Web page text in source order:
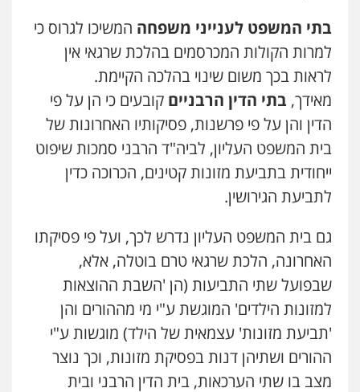
בתי המשפט לענייני משפחה המשיכו לגרוס כי
למרות הקולות המכרסמים בהלכת שרגאי אין
לראות בכך משום שינוי בהלכה הקיימת.
מאידך, בתי הדין הרבניים קובעים כי הן על פי
הדין והן על פי פרשנות, פסיקותיו האחרונות של
בית המשפט העליון, לביה"ד הרבני סמכות שיפוט
ייחודית בתביעת מזונות קטינים, הכרוכה כדין
לתביעת הגירושין.
גם בית המשפט העליון נדרש לכך, ועל פי פסיקתו
האחרונה, הלכת שרגאי טרם בוטלה, אלא,
שבפועל שתי התביעות (הן 'השבת ההוצאות
למזונות הילדים' המוגשת ע"י מי מההורים והן
'תביעת מזונות' עצמאית של הילד) מוגשות ע"י
ההורים ושתיהן דנות בפסיקת מזונות, וכך נוצר
מצב בו שתי הערכאות, בית הדין הרבני ובית